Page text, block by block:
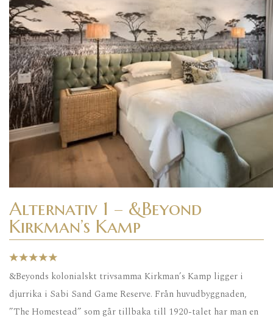
Alternativ 1 – &Beyond
Kirkman’s Kamp
&Beyonds kolonialskt trivsamma Kirkman’s Kamp ligger i
djurrika i Sabi Sand Game Reserve. Från huvudbyggnaden,
”The Homestead” som går tillbaka till 1920-talet har man en